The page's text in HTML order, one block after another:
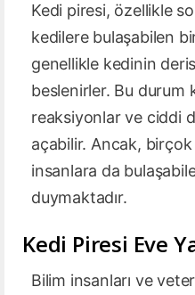
Kedi piresi, özellikle
kedilere bulaşabilen
genellikle kedinin
beslenirler. Bu durum
reaksiyonlar ve ciddi
açabilir. Ancak,
insanlara da
duymaktadır.
Kedi Piresi Eve
Bilim insanları ve